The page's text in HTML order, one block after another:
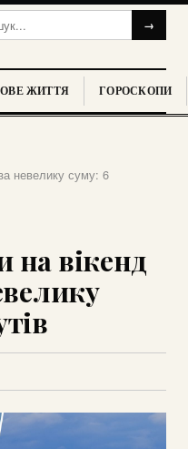
→
ЖИТТЯ ГОРОСКОПИ
невелику суму: 6
на вікенд